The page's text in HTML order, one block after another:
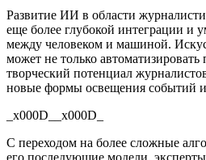
Развитие ИИ в области
еще более глубокой интеграции и
между человеком и машиной.
может не только
творческий потенциал
новые формы освещения событий и
_x000D__x000D_
С переходом на более сложные
его последующие модели,